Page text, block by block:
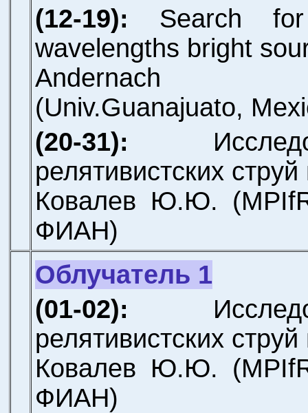
(12-19): Search
wavelengths bright
(Univ.Guanajuato,
(20-31):
релятивистских
Ковалев Ю.Ю.
ФИАН)
Облучатель 1
(01-02):
релятивистских
Ковалев Ю.Ю.
ФИАН)